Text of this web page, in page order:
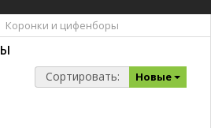
Коронки и цифенборы
Сортировать: Новые